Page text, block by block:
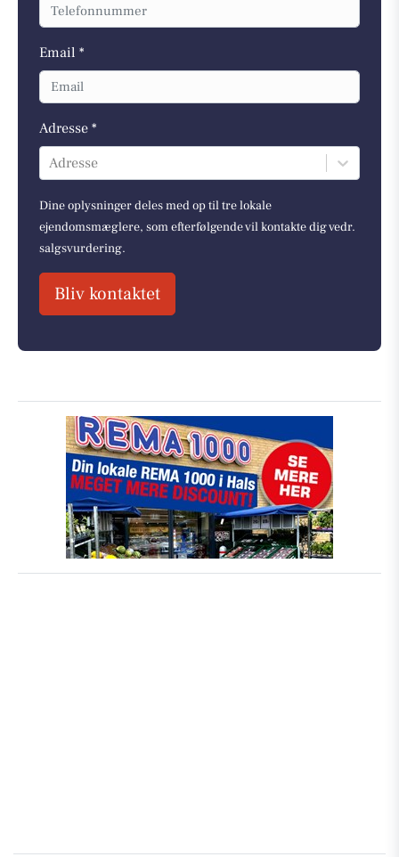
Email *
Adresse *
Adresse
Dine oplysninger deles med op til tre lokale
ejendomsmæglere, som efterfølgende vil kontakte dig vedr.
salgsvurdering.
Bliv kontaktet